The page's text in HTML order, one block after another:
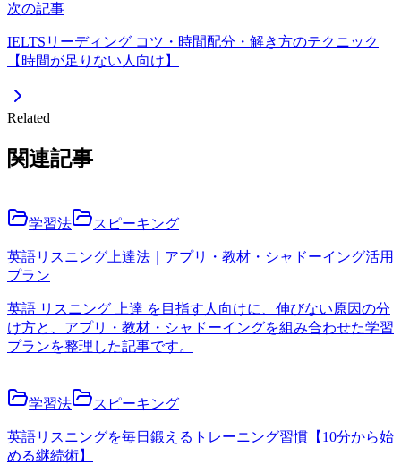
次の記事
IELTSリーディング コツ・時間配分・解き方のテクニック
【時間が足りない人向け】
Related
関連記事
学習法 スピーキング
英語リスニング上達法｜アプリ・教材・シャドーイング活用
プラン
英語 リスニング 上達 を目指す人向けに、伸びない原因の分
け方と、アプリ・教材・シャドーイングを組み合わせた学習
プランを整理した記事です。
学習法 スピーキング
英語リスニングを毎日鍛えるトレーニング習慣【10分から始
める継続術】